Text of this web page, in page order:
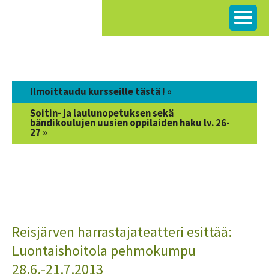
Ilmoittaudu kursseille tästä ! »
Soitin- ja laulunopetuksen sekä
bändikoulujen uusien oppilaiden haku lv. 26-
27 »
Reisjärven harrastajateatteri esittää:
Luontaishoitola pehmokumpu
28.6.-21.7.2013